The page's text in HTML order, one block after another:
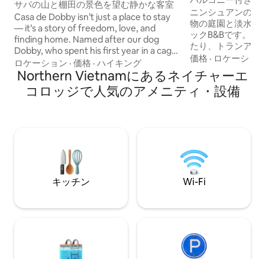
サパの山と棚田の景色を望む静かな客室
Casa de Dobby isn’t just a place to stay
— it’s a story of freedom, love, and
finding home. Named after our dog
Dobby, who spent his first year in a cage
before joining our family and journeying
across Vietnam, this homestay is the
home he longed for. Now it’s yours to
enjoy — with a cozy upstairs room
ロケーション · 価格 · ハイキング
ム - The Wooden
ニンシュアンの小
物の庭園と淡水の
ックB&Bです。ム
たり、トランアン
だりするのに最適
います。 タムコックは、当B&Bから車ま
たは自転車でわず
ながら、トロピカ
ます。
価格 · ロケーショ
Northern Vietnamにあるネイチャーエ
コロッジで人気のアメニティ・設備
キッチン Wi-Fi